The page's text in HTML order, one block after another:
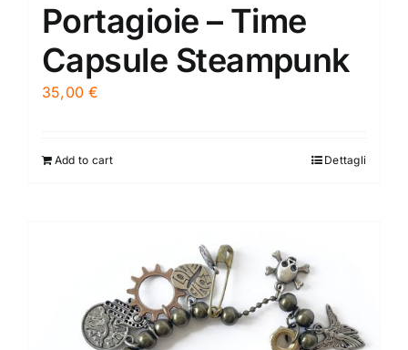
Portagioie – Time
Capsule Steampunk
35,00€
Add to cart Dettagli